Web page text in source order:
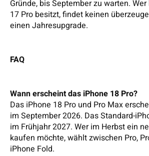
Gründe, bis September zu warten.
17 Pro besitzt, findet keinen
einen Jahresupgrade.
FAQ
Wann erscheint das iPhone 18 Pro?
Das iPhone 18 Pro und Pro Max
im September 2026. Das Standard-
im Frühjahr 2027. Wer im Herbst ein
kaufen möchte, wählt zwischen Pro,
iPhone Fold.